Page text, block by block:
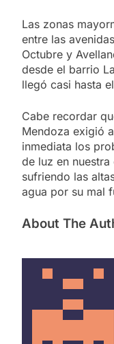
Las zonas
entre las
Octubre y
desde el barrio
llegó casi hasta
Cabe recordar
Mendoza exigió
inmediata los
de luz en
sufriendo las
agua por su mal
About The